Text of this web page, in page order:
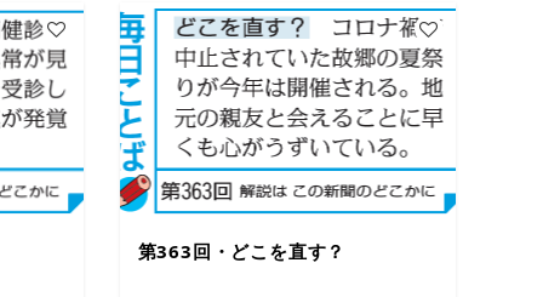
第363回・どこを直す？